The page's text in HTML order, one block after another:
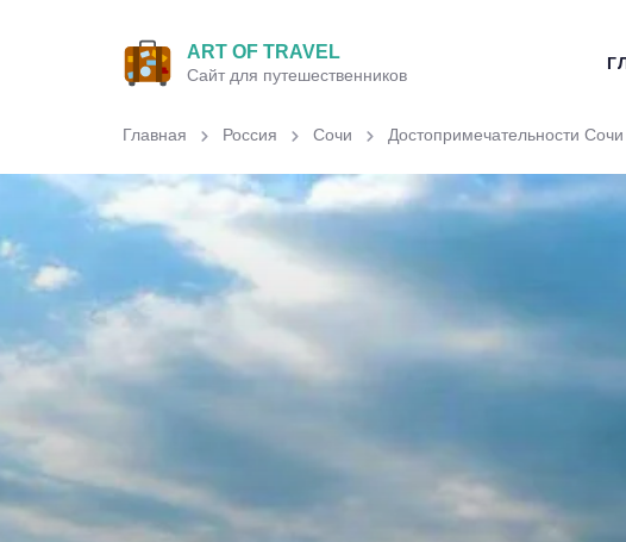
ART OF TRAVEL
Сайт для путешественников
Главная Россия Сочи Достопримечательности